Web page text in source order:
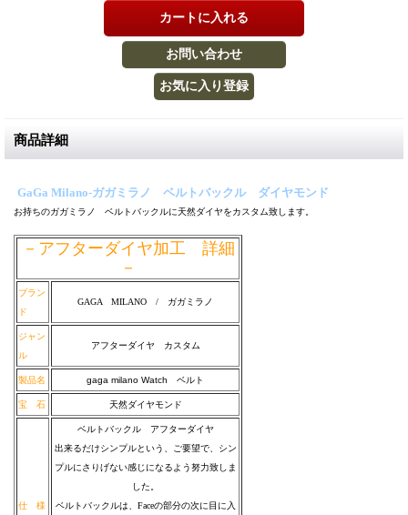
商品詳細
GaGa Milano-ガガミラノ ベルトバックル ダイヤモンド
お持ちのガガミラノ ベルトバックルに天然ダイヤをカスタム致します。
－アフターダイヤ加工 詳細
－
ブラン
ド
GAGA MILANO / ガガミラノ
ジャン
ル
アフターダイヤ カスタム
製品名 gaga milano Watch ベルト
宝 石 天然ダイヤモンド
仕 様
ベルトバックル アフターダイヤ
出来るだけシンプルという、ご要望で、シン
プルにさりげない感じになるよう努力致しま
した。
ベルトバックルは、Faceの部分の次に目に入